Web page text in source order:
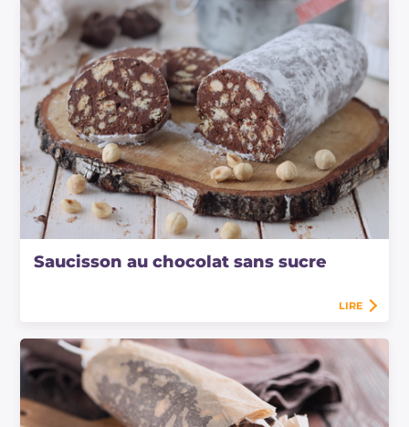
Saucisson au chocolat sans sucre
LIRE